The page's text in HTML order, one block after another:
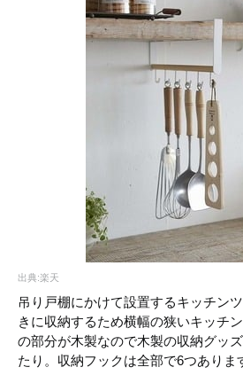
出典:楽天
吊り戸棚にかけて設置するキッチン
きに収納するため横幅の狭いキッチ
の部分が木製なので木製の収納グッ
たり。収納フックは全部で6つありま